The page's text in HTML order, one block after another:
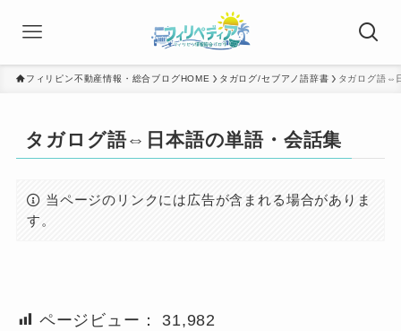
フィリピン不動産情報・総合ブログHOME タガログ/セブアノ語辞書 タガログ語⇔
タガログ語⇔日本語の単語・会話集
当ページのリンクには広告が含まれる場合がありま
す。
ページビュー： 31,982